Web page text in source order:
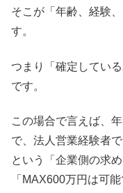
そこが「年齢、経験
す。
つまり「確定してい
です。
この場合で言えば、
で、法人営業経験者で
という「企業側の求
「MAX600万円は可